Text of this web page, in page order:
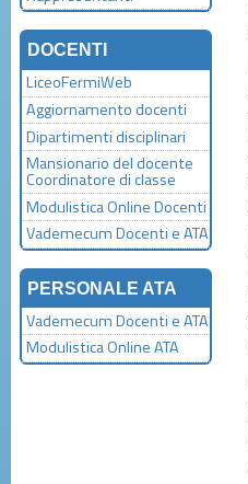
DOCENTI
LiceoFermiWeb
Aggiornamento docenti
Dipartimenti disciplinari
Mansionario del docente
Coordinatore di classe
Modulistica Online Docenti
Vademecum Docenti e ATA
PERSONALE ATA
Vademecum Docenti e ATA
Modulistica Online ATA